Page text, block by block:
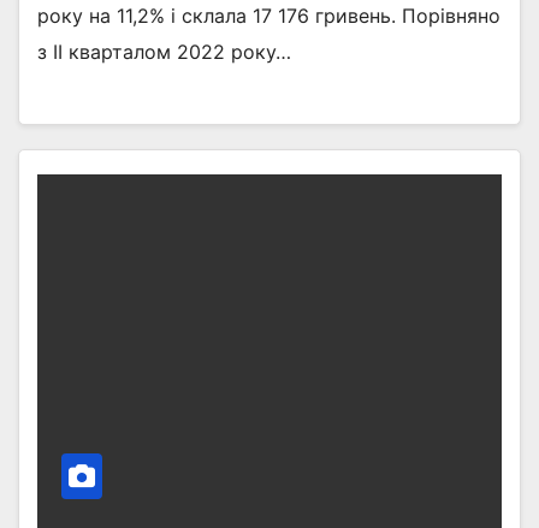
року на 11,2% і склала 17 176 гривень. Порівняно
з ІІ кварталом 2022 року…